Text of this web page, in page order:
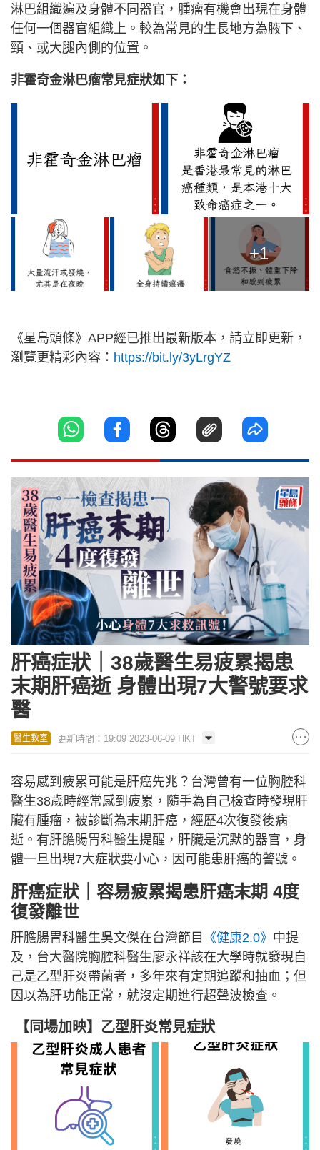
淋巴組織遍及身體不同器官，腫瘤有機會出現在身體
任何一個器官組織上。較為常見的生長地方為腋下、
頸、或大腿內側的位置。
非霍奇金淋巴瘤常見症狀如下：
+1
《星島頭條》APP經已推出最新版本，請立即更新，
瀏覽更精彩內容： https://bit.ly/3yLrgYZ
肝癌症狀｜38歲醫生易疲累揭患
末期肝癌逝 身體出現7大警號要求
醫
醫生教室 更新時間：19:09 2023-06-09 HKT
容易感到疲累可能是肝癌先兆？台灣曾有一位胸腔科
醫生38歲時經常感到疲累，隨手為自己檢查時發現肝
臟有腫瘤，被診斷為末期肝癌，經歷4次復發後病
逝。有肝膽腸胃科醫生提醒，肝臟是沉默的器官，身
體一旦出現7大症狀要小心，因可能患肝癌的警號。
肝癌症狀｜容易疲累揭患肝癌末期 4度
復發離世
肝膽腸胃科醫生吳文傑在台灣節目 《健康2.0》 中提
及，台大醫院胸腔科醫生廖永祥該在大學時就發現自
己是乙型肝炎帶菌者，多年來有定期追蹤和抽血；但
因以為肝功能正常，就沒定期進行超聲波檢查。
【同場加映】乙型肝炎常見症狀